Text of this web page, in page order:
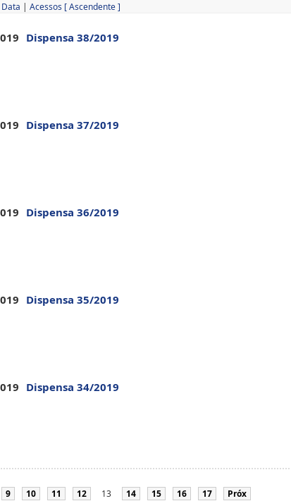
Data | Acessos [ Ascendente ]
Dispensa 38/2019
Dispensa 37/2019
Dispensa 36/2019
Dispensa 35/2019
Dispensa 34/2019
9 10 11 12 13 14 15 16 17
Próx